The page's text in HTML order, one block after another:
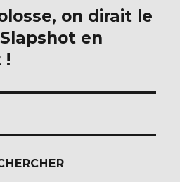
on dirait le
en
!